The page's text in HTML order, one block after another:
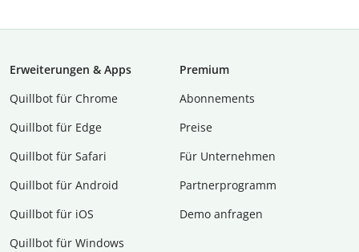
Erweiterungen & Apps
Quillbot für Chrome
Quillbot für Edge
Quillbot für Safari
Quillbot für Android
Quillbot für iOS
Quillbot für Windows
Premium
Abon­ne­ments
Preise
Für Unternehmen
Partnerprogramm
Demo anfragen